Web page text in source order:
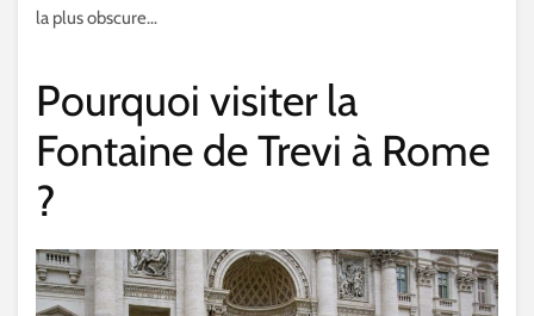
la plus obscure…
Pourquoi visiter la
Fontaine de Trevi à Rome
?